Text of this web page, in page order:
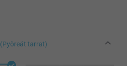
(Pyöreät tarrat)